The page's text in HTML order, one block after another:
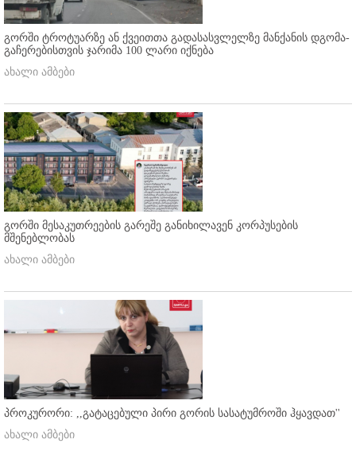
გორში ტროტუარზე ან ქვეითთა გადასასვლელზე მანქანის დგომა-
გაჩერებისთვის ჯარიმა 100 ლარი იქნება
ახალი ამბები
გორში მესაკუთრეების გარეშე განიხილავენ კორპუსების
მშენებლობას
ახალი ამბები
პროკურორი: ,,გატაცებული პირი გორის სასატუმროში ჰყავდათ''
ახალი ამბები